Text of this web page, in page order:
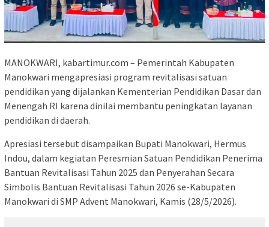
MANOKWARI, kabartimur.com – Pemerintah Kabupaten
Manokwari mengapresiasi program revitalisasi satuan
pendidikan yang dijalankan Kementerian Pendidikan Dasar dan
Menengah RI karena dinilai membantu peningkatan layanan
pendidikan di daerah.
Apresiasi tersebut disampaikan Bupati Manokwari, Hermus
Indou, dalam kegiatan Peresmian Satuan Pendidikan Penerima
Bantuan Revitalisasi Tahun 2025 dan Penyerahan Secara
Simbolis Bantuan Revitalisasi Tahun 2026 se-Kabupaten
Manokwari di SMP Advent Manokwari, Kamis (28/5/2026).